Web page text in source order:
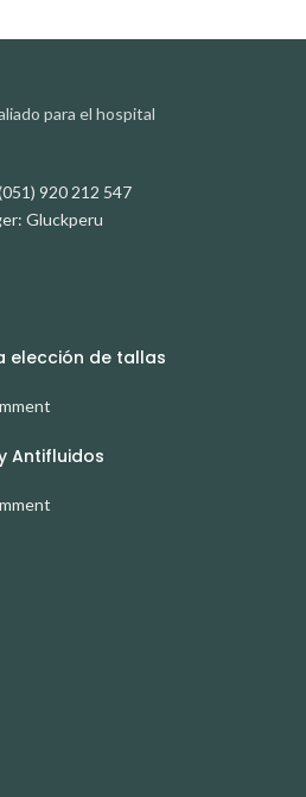
para el hospital
920 212 547
Gluckperu
elección de tallas
Antifluidos